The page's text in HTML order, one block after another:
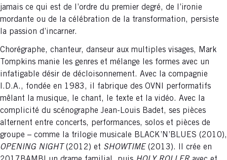
jamais ce qui est de l’ordre du premier degré, de l’ironie
mordante ou de la célébration de la transformation, persiste
la passion d’incarner.
Chorégraphe, chanteur, danseur aux multiples visages, Mark
Tompkins manie les genres et mélange les formes avec un
infatigable désir de décloisonnement. Avec la compagnie
I.D.A., fondée en 1983, il fabrique des OVNI performatifs
mêlant la musique, le chant, le texte et la vidéo. Avec la
complicité du scénographe Jean-Louis Badet, ses pièces
alternent entre concerts, performances, solos et pièces de
groupe – comme la trilogie musicale BLACK’N’BLUES (2010),
OPENING NIGHT (2012) et SHOWTIME (2013). Il crée en